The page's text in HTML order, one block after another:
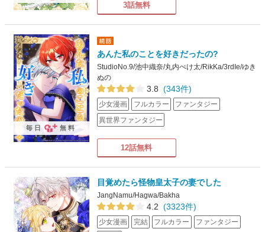
3話無料
あんた私のことを好きだったの?
StudioNo.9/池中織奈/丸内ぺけ太/RikKa/3rdIe/ゆき
ぬの
3.8 (343件)
少女漫画 フルカラー
ファンタジー
異世界ファンタジー
12話無料
毎日 無料
目覚めたら怪物皇太子の妻でした
JangNamu/Hagwa/Bakha
4.2 (3323件)
少女漫画 完結 フルカラー
ファンタジー